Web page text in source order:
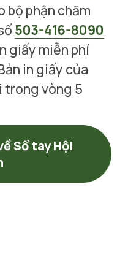
bộ phận chăm
503-416-8090
giấy miễn phí
in giấy của
trong vòng 5
Sổ tay Hội